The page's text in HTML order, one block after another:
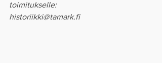
toimitukselle:
historiikki@tamark.fi